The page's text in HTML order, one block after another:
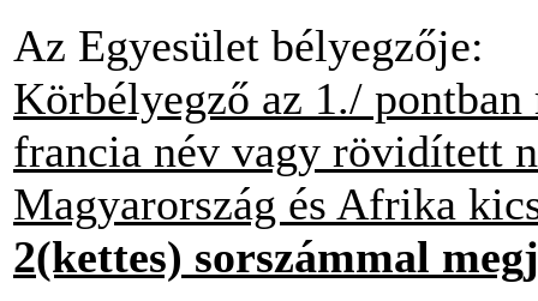
Az Egyesület bélyegzője:
Körbélyegző az 1./
francia név vagy rövidített
Magyarország és Afrika
2(kettes) sorszámmal